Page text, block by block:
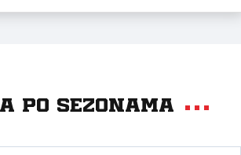
po sezonama